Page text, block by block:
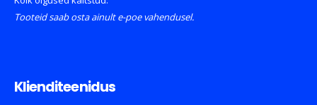
Tooteid saab osta ainult e-poe vahendusel.
Klienditeenidus